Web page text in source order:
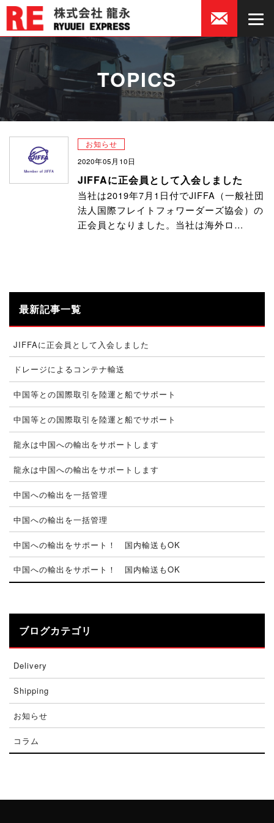
TOPICS
お知らせ
2020年05月10日
JIFFAに正会員として入会しました
当社は2019年7月1日付でJIFFA（一般社団
法人国際フレイトフォワーダーズ協会）の
正会員となりました。当社は海外ロ…
最新記事一覧
JIFFAに正会員として入会しました
ドレージによるコンテナ輸送
中国等との国際取引を陸運と船でサポート
中国等との国際取引を陸運と船でサポート
龍永は中国への輸出をサポートします
龍永は中国への輸出をサポートします
中国への輸出を一括管理
中国への輸出を一括管理
中国への輸出をサポート！ 国内輸送もOK
中国への輸出をサポート！ 国内輸送もOK
ブログカテゴリ
Delivery
Shipping
お知らせ
コラム